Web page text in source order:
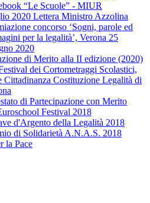
“Le Scuole” - MIUR
2020 Lettera Ministro Azzolina
concorso ‘Sogni, parole ed
per la legalità’, Verona 25
2020
di Merito alla II edizione (2020)
dei Cortometraggi Scolastici,
Cittadinanza Costituzione Legalità di
di Partecipazione con Merito
Festival 2018
d'Argento della Legalità 2018
di Solidarietà A.N.A.S. 2018
la Pace